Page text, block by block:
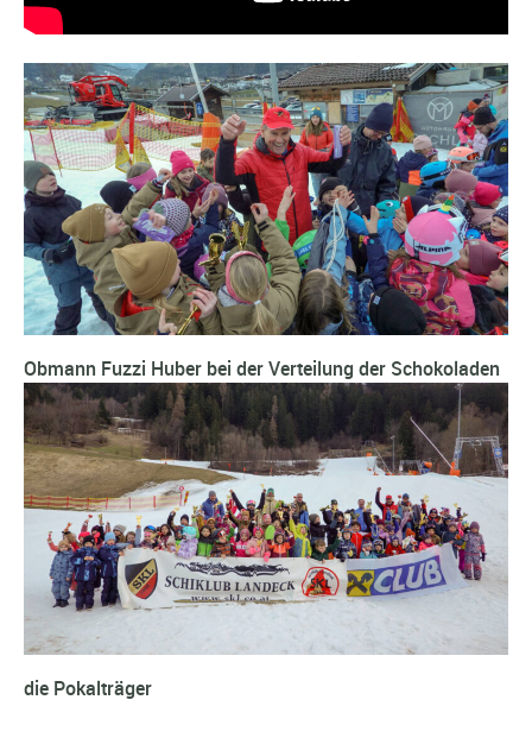
Obmann Fuzzi Huber bei der Verteilung der Schokoladen
die Pokalträger